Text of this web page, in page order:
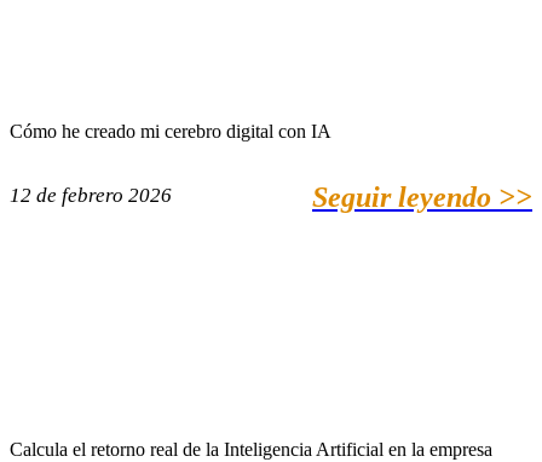
Cómo he creado mi cerebro digital con IA
12 de febrero 2026 Seguir leyendo >>
Calcula el retorno real de la Inteligencia Artificial en la empresa